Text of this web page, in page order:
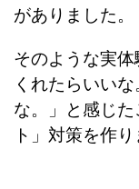
がありました。
そのような実
くれたらいい
な。」と感じ
ト」対策を作り